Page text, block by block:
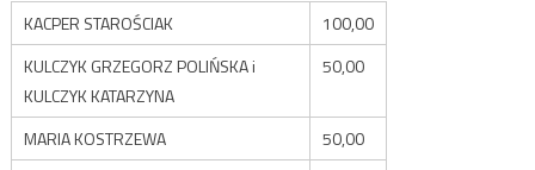
KACPER STAROŚCIAK
100,00
KULCZYK GRZEGORZ POLIŃSKA i
KULCZYK KATARZYNA
50,00
MARIA KOSTRZEWA
50,00